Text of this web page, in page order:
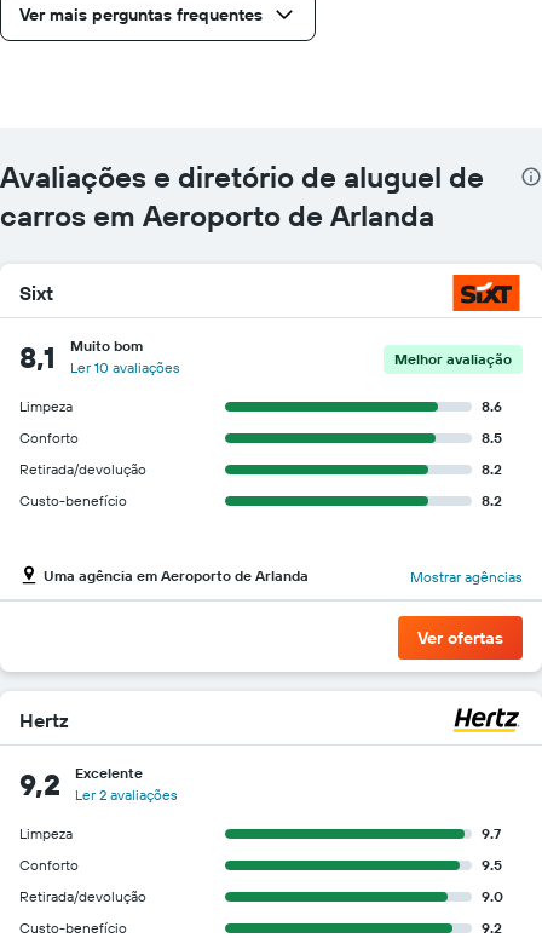
Ver mais perguntas frequentes
Avaliações e diretório de aluguel de
carros em Aeroporto de Arlanda
Sixt
8,1
Muito bom
Ler 10 avaliações
Melhor avaliação
Limpeza
8.6
Conforto
8.5
Retirada/devolução
8.2
Custo-benefício
8.2
Uma agência em Aeroporto de Arlanda Mostrar agências
Ver ofertas
Hertz
9,2
Excelente
Ler 2 avaliações
Limpeza
9.7
Conforto
9.5
Retirada/devolução
9.0
Custo-benefício
9.2